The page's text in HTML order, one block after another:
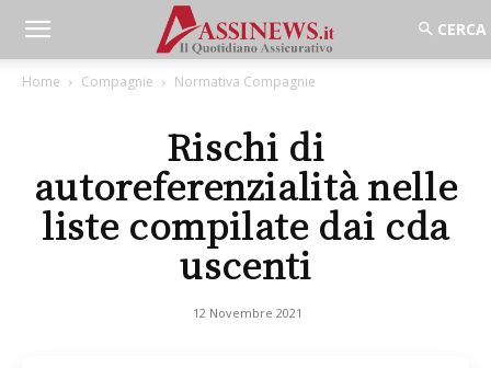
Home Compagnie Normativa Compagnie
Rischi di
autoreferenzialità nelle
liste compilate dai cda
uscenti
12 Novembre 2021